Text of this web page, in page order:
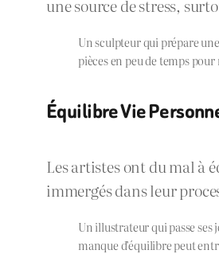
une source de stress,
Un sculpteur qui prépare
pièces en peu de temps
Équilibre Vie
Les artistes ont du mal à
immergés dans leur
Un illustrateur qui passe ses
manque d’équilibre peut